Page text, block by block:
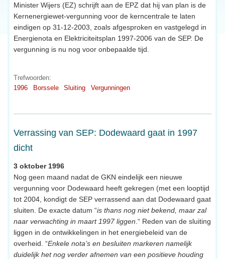
Minister Wijers (EZ) schrijft aan de EPZ dat hij van plan is de
Kernenergiewet-vergunning voor de kerncentrale te laten
eindigen op 31-12-2003, zoals afgesproken en vastgelegd in
Energienota en Elektriciteitsplan 1997-2006 van de SEP. De
vergunning is nu nog voor onbepaalde tijd.
Trefwoorden:
1996
Borssele Sluiting Vergunningen
Verrassing van SEP: Dodewaard gaat in 1997
dicht
3 oktober 1996
Nog geen maand nadat de GKN eindelijk een nieuwe
vergunning voor Dodewaard heeft gekregen (met een looptijd
tot 2004, kondigt de SEP verrassend aan dat Dodewaard gaat
sluiten. De exacte datum “is thans nog niet bekend, maar zal
naar verwachting in maart 1997 liggen .“ Reden van de sluiting
liggen in de ontwikkelingen in het energiebeleid van de
overheid. “Enkele nota’s en besluiten markeren namelijk
duidelijk het nog verder afnemen van een positieve houding